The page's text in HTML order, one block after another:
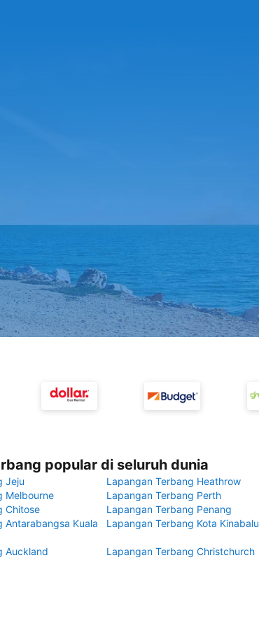
popular di seluruh dunia
Jeju
Lapangan Terbang Heathrow
Melbourne
Lapangan Terbang Perth
Chitose
Lapangan Terbang Penang
Antarabangsa Kuala
Lapangan Terbang Kota Kinabalu
Auckland Lapangan Terbang Christchurch